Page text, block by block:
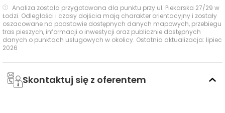
Zachodnia -
Limanowskiego
autobus
65A,
65B,
835 m 11 min
Zgierska -
Julianowska
autobus 99 11 min
Analiza została przygotowana dla punktu przy ul. Piekarska 27/29 w
Łodzi. Odległości i czasy dojścia mają charakter orientacyjny i zostały
oszacowane na podstawie dostępnych danych mapowych, przebiegu
tras pieszych, informacji o inwestycji oraz publicznie dostępnych
danych o punktach usługowych w okolicy. Ostatnia aktualizacja: lipiec
2026
Skontaktuj się z oferentem